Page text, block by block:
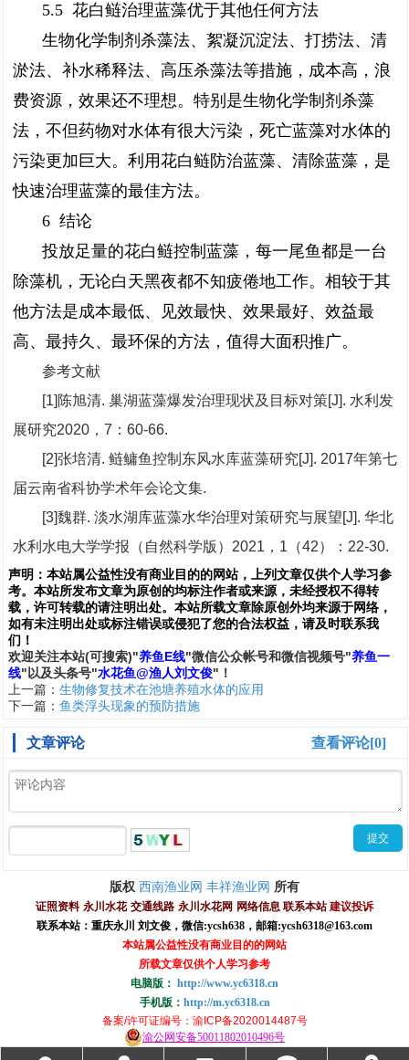
5.5 花白鲢治理蓝藻优于其他任何方法
生物化学制剂杀藻法、絮凝沉淀法、打捞法、清
淤法、补水稀释法、高压杀藻法等措施，成本高，浪
费资源，效果还不理想。特别是生物化学制剂杀藻
法，不但药物对水体有很大污染，死亡蓝藻对水体的
污染更加巨大。利用花白鲢防治蓝藻、清除蓝藻，是
快速治理蓝藻的最佳方法。
6 结论
投放足量的花白鲢控制蓝藻，每一尾鱼都是一台
除藻机，无论白天黑夜都不知疲倦地工作。相较于其
他方法是成本最低、见效最快、效果最好、效益最
高、最持久、最环保的方法，值得大面积推广。
参考文献
[1]陈旭清. 巢湖蓝藻爆发治理现状及目标对策[J]. 水利发
展研究2020，7：60-66.
[2]张培清. 鲢鳙鱼控制东风水库蓝藻研究[J]. 2017年第七
届云南省科协学术年会论文集.
[3]魏群. 淡水湖库蓝藻水华治理对策研究与展望[J]. 华北
水利水电大学学报（自然科学版）2021，1（42）：22-30.
声明： 本站属公益性没有商业目的的网站，上列文章仅供个人学习参
考。本站所发布文章为原创的均标注作者或来源，未经授权不得转
载，许可转载的请注明出处。本站所载文章除原创外均来源于网络，
如有未注明出处或标注错误或侵犯了您的合法权益，请及时联系我
们 ！
欢迎关注本站(可搜索)"养鱼E线"微信公众帐号和微信视频号"养鱼一
线" 以及头条号"水花鱼@渔人刘文俊"！
上一篇： 生物修复技术在池塘养殖水体的应用
下一篇： 鱼类浮头现象的预防措施
查看评论[0]
文章评论
版权 西南渔业网 丰祥渔业网 所有
证照资料 永川水花 交通线路 永川水花网 网络信息 联系本站 建议投诉
联系本站：重庆永川 刘文俊， 微信:ycsh638 ， 邮箱:ycsh6318@163.com
本站属公益性没有商业目的的网站
所载文章仅供个人学习参考
电脑版： http://www.yc6318.cn
手机版： http://m.yc6318.cn
备案/许可证编号：渝ICP备2020014487号
渝公网安备50011802010496号